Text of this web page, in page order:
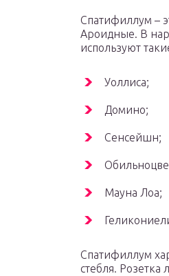
Спатифиллум –
Ароидные. В
используют
Уоллиса;
Домино;
Сенсейшн;
Мауна Лоа;
Спатифиллум
стебля. Розетка